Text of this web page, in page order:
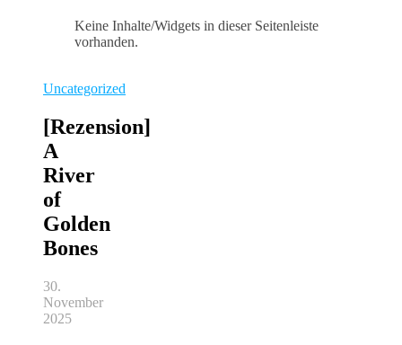
Keine Inhalte/Widgets in dieser Seitenleiste
vorhanden.
Uncategorized
[Rezension]
A
River
of
Golden
Bones
30.
November
2025